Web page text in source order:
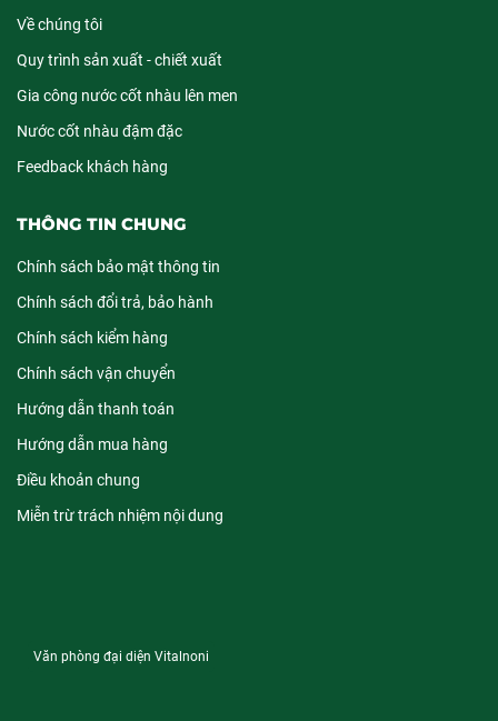
Về chúng tôi
Quy trình sản xuất - chiết xuất
Gia công nước cốt nhàu lên men
Nước cốt nhàu đậm đặc
Feedback khách hàng
THÔNG TIN CHUNG
Chính sách bảo mật thông tin
Chính sách đổi trả, bảo hành
Chính sách kiểm hàng
Chính sách vận chuyển
Hướng dẫn thanh toán
Hướng dẫn mua hàng
Điều khoản chung
Miễn trừ trách nhiệm nội dung
Văn phòng đại diện Vitalnoni